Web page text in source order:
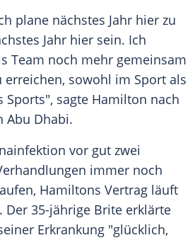
plane nächstes Jahr hier zu
Jahr hier sein. Ich
Team noch mehr gemeinsam
erreichen, sowohl im Sport als
Sports", sagte Hamilton nach
Abu Dhabi.
vor gut zwei
immer noch
Hamiltons Vertrag läuft
Der 35-jährige Brite erklärte
Erkrankung "glücklich,